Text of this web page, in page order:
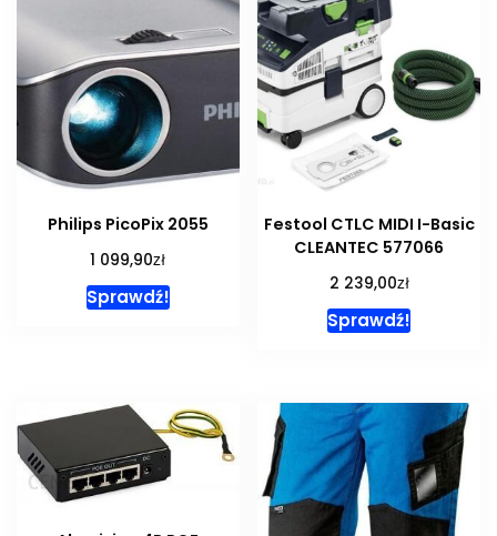
Philips PicoPix 2055
1 099,90zł
Sprawdź!
Festool CTLC MIDI I-Basic
CLEANTEC 577066
2 239,00zł
Sprawdź!